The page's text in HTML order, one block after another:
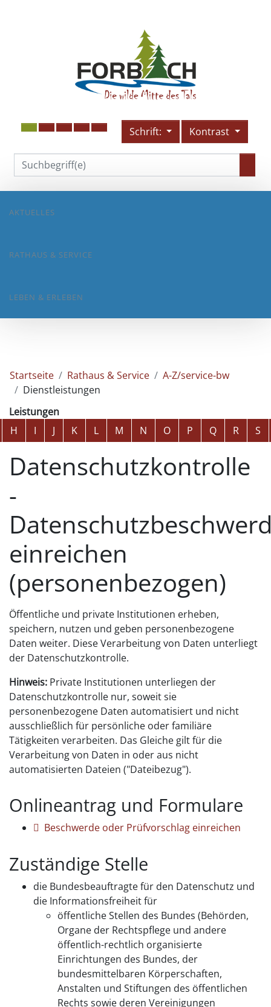
Schrift: Kontrast
AKTUELLES
RATHAUS & SERVICE
LEBEN & ERLEBEN
Startseite Rathaus & Service
A-Z/service-bw
Dienstleistungen
Leistungen
Alphabetisches Register überspringen
H I J K L M N O P Q R S
Datenschutzkontrolle
-
einreichen
(personenbezogen)
Öffentliche und private Institutionen erheben,
speichern, nutzen und geben personenbezogene
Daten weiter. Diese Verarbeitung von Daten unterliegt
der Datenschutzkontrolle.
Hinweis: Private Institutionen unterliegen der
Datenschutzkontrolle nur, soweit sie
personenbezogene Daten automatisiert und nicht
ausschließlich für persönliche oder familiäre
Tätigkeiten verarbeiten. Das Gleiche gilt für die
Verarbeitung von Daten in oder aus nicht
automatisierten Dateien ("Dateibezug").
Onlineantrag und Formulare
Beschwerde oder Prüfvorschlag einreichen
Zuständige Stelle
die Bundesbeauftragte für den Datenschutz und
die Informationsfreiheit für
öffentliche Stellen des Bundes (Behörden,
Organe der Rechtspflege und andere
öffentlich-rechtlich organisierte
Einrichtungen des Bundes, der
bundesmittelbaren Körperschaften,
Anstalten und Stiftungen des öffentlichen
Rechts sowie deren Vereinigungen